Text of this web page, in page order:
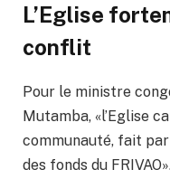
L’Eglise
conflit
Pour le ministre
Mutamba, «l’Eglise
communauté, fait
des fonds du